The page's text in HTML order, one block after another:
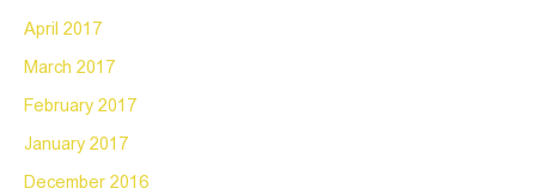
April 2017
March 2017
February 2017
January 2017
December 2016